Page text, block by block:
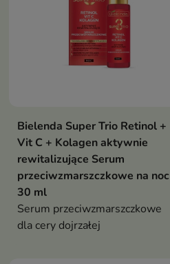
Bielenda Super Trio Retinol +
Vit C + Kolagen aktywnie
rewitalizujące Serum
przeciwzmarszczkowe na noc
30 ml
Serum przeciwzmarszczkowe
dla cery dojrzałej